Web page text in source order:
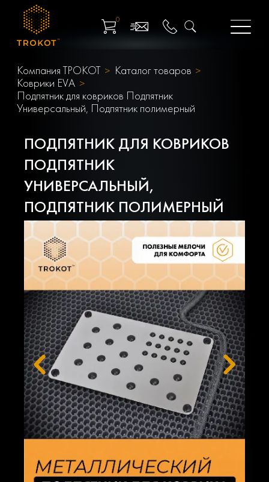
0
Компания ТРОКОТ
Каталог товаров
Коврики EVA
Подпятник для ковриков Подпятник
Универсальный, Подпятник полимерный
ПОДПЯТНИК ДЛЯ КОВРИКОВ
ПОДПЯТНИК
УНИВЕРСАЛЬНЫЙ,
ПОДПЯТНИК ПОЛИМЕРНЫЙ